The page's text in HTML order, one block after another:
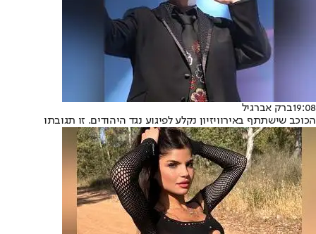
19:08ברק אברגיל
הכוכב שישתתף באירוויזיון נקלע לפיגוע נגד היהודים. זו תגובתו